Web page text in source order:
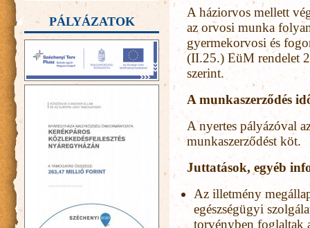
A háziorvos mellett
az orvosi munka
gyermekorvosi és
(II.25.) EüM rendelet
szerint.
A munkaszerződés
A nyertes pályázóval
munkaszerződést köt.
Juttatások, egyéb
Az illetmény
egészségügyi
torvényben foglaltak
PÁLYÁZATOK